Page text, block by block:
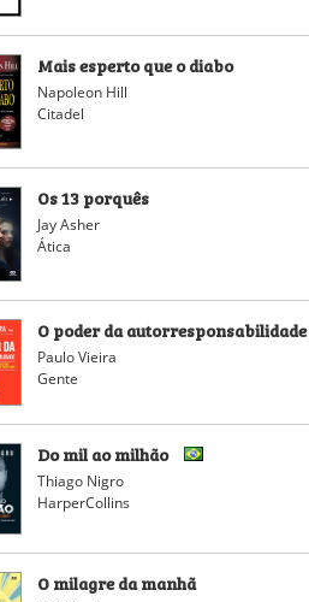
Mais esperto que o diabo
Napoleon Hill
Citadel
Os 13 porquês
Jay Asher
Ática
O poder da autorresponsabilidade
Paulo Vieira
Gente
Do mil ao milhão
Thiago Nigro
HarperCollins
O milagre da manhã